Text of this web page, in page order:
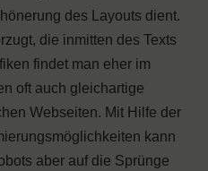
des Layouts dient.
die inmitten des Texts
findet man eher im
oft auch gleichartige
Webseiten. Mit Hilfe der
kann
aber auf die Sprünge